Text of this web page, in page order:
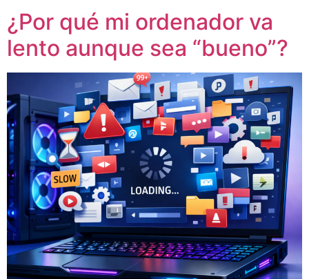
¿Por qué mi ordenador va
lento aunque sea “bueno”?